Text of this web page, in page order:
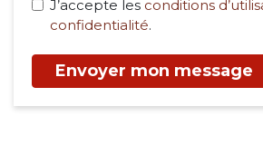
J’accepte les conditions
confidentialité.
Envoyer mon message